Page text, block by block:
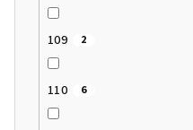
109 2
110 6